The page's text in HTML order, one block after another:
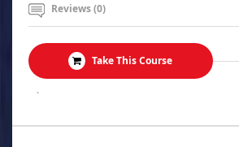
Reviews (0)
Take This Course
.